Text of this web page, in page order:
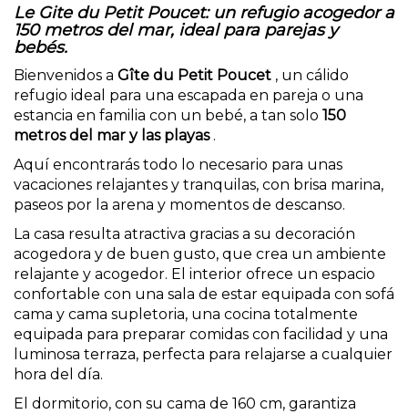
Le Gite du Petit Poucet: un refugio acogedor a
150 metros del mar, ideal para parejas y
bebés.
Bienvenidos a Gîte du Petit Poucet , un cálido
refugio ideal para una escapada en pareja o una
estancia en familia con un bebé, a tan solo 150
metros del mar y las playas.
Aquí encontrarás todo lo necesario para unas
vacaciones relajantes y tranquilas, con brisa marina,
paseos por la arena y momentos de descanso.
La casa resulta atractiva gracias a su decoración
acogedora y de buen gusto, que crea un ambiente
relajante y acogedor. El interior ofrece un espacio
confortable con una sala de estar equipada con sofá
cama y cama supletoria, una cocina totalmente
equipada para preparar comidas con facilidad y una
luminosa terraza, perfecta para relajarse a cualquier
hora del día.
El dormitorio, con su cama de 160 cm, garantiza